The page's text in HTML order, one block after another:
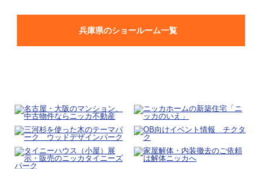
兵庫県のショールーム一覧